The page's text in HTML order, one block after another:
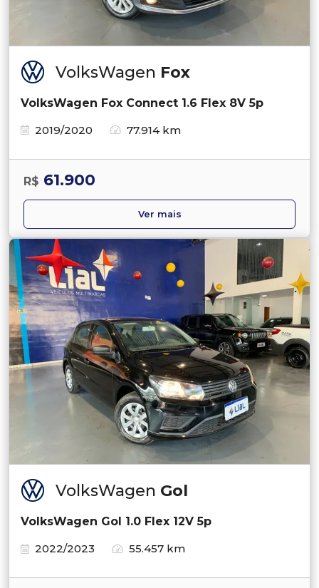
VolksWagen Fox
VolksWagen Fox Connect 1.6 Flex 8V 5p
2019/2020
77.914 km
R$ 61.900
Ver mais
VolksWagen Gol
VolksWagen Gol 1.0 Flex 12V 5p
2022/2023
55.457 km